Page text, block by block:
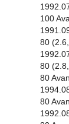
100
80
80
80
80